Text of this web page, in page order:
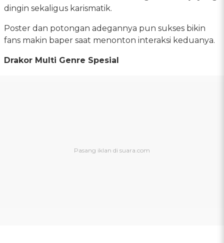
dingin sekaligus karismatik.
Poster dan potongan adegannya pun sukses bikin
fans makin baper saat menonton interaksi keduanya.
Drakor Multi Genre Spesial